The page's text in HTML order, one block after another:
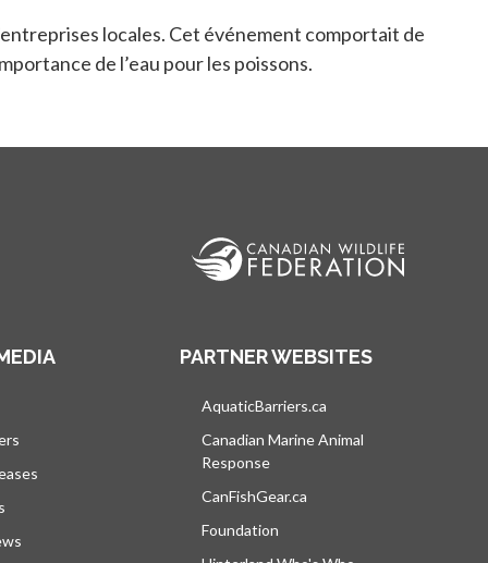
locales. Cet événement comportait de
de l’eau pour les poissons.
PARTNER WEBSITES
AquaticBarriers.ca
Canadian Marine Animal
Response
CanFishGear.ca
Foundation